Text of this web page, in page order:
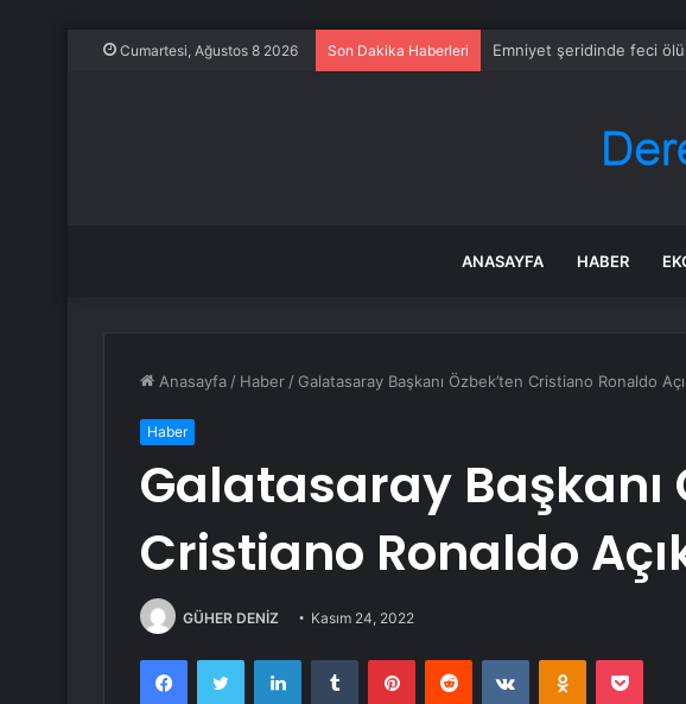
Cumartesi, Ağustos 8 2026 Son Dakika Haberleri Emniyet şeridinde feci
ANASAYFA HABER
Anasayfa / Haber / Galatasaray Başkanı Özbek’ten Cristiano Ronaldo
Haber
Galatasaray Başkanı
Cristiano Ronaldo
GÜHER DENİZ Kasım 24, 2022
FacebookTwitter LinkedInTumblr PinterestReddit VKontakteOdnoklassniki
Pocket